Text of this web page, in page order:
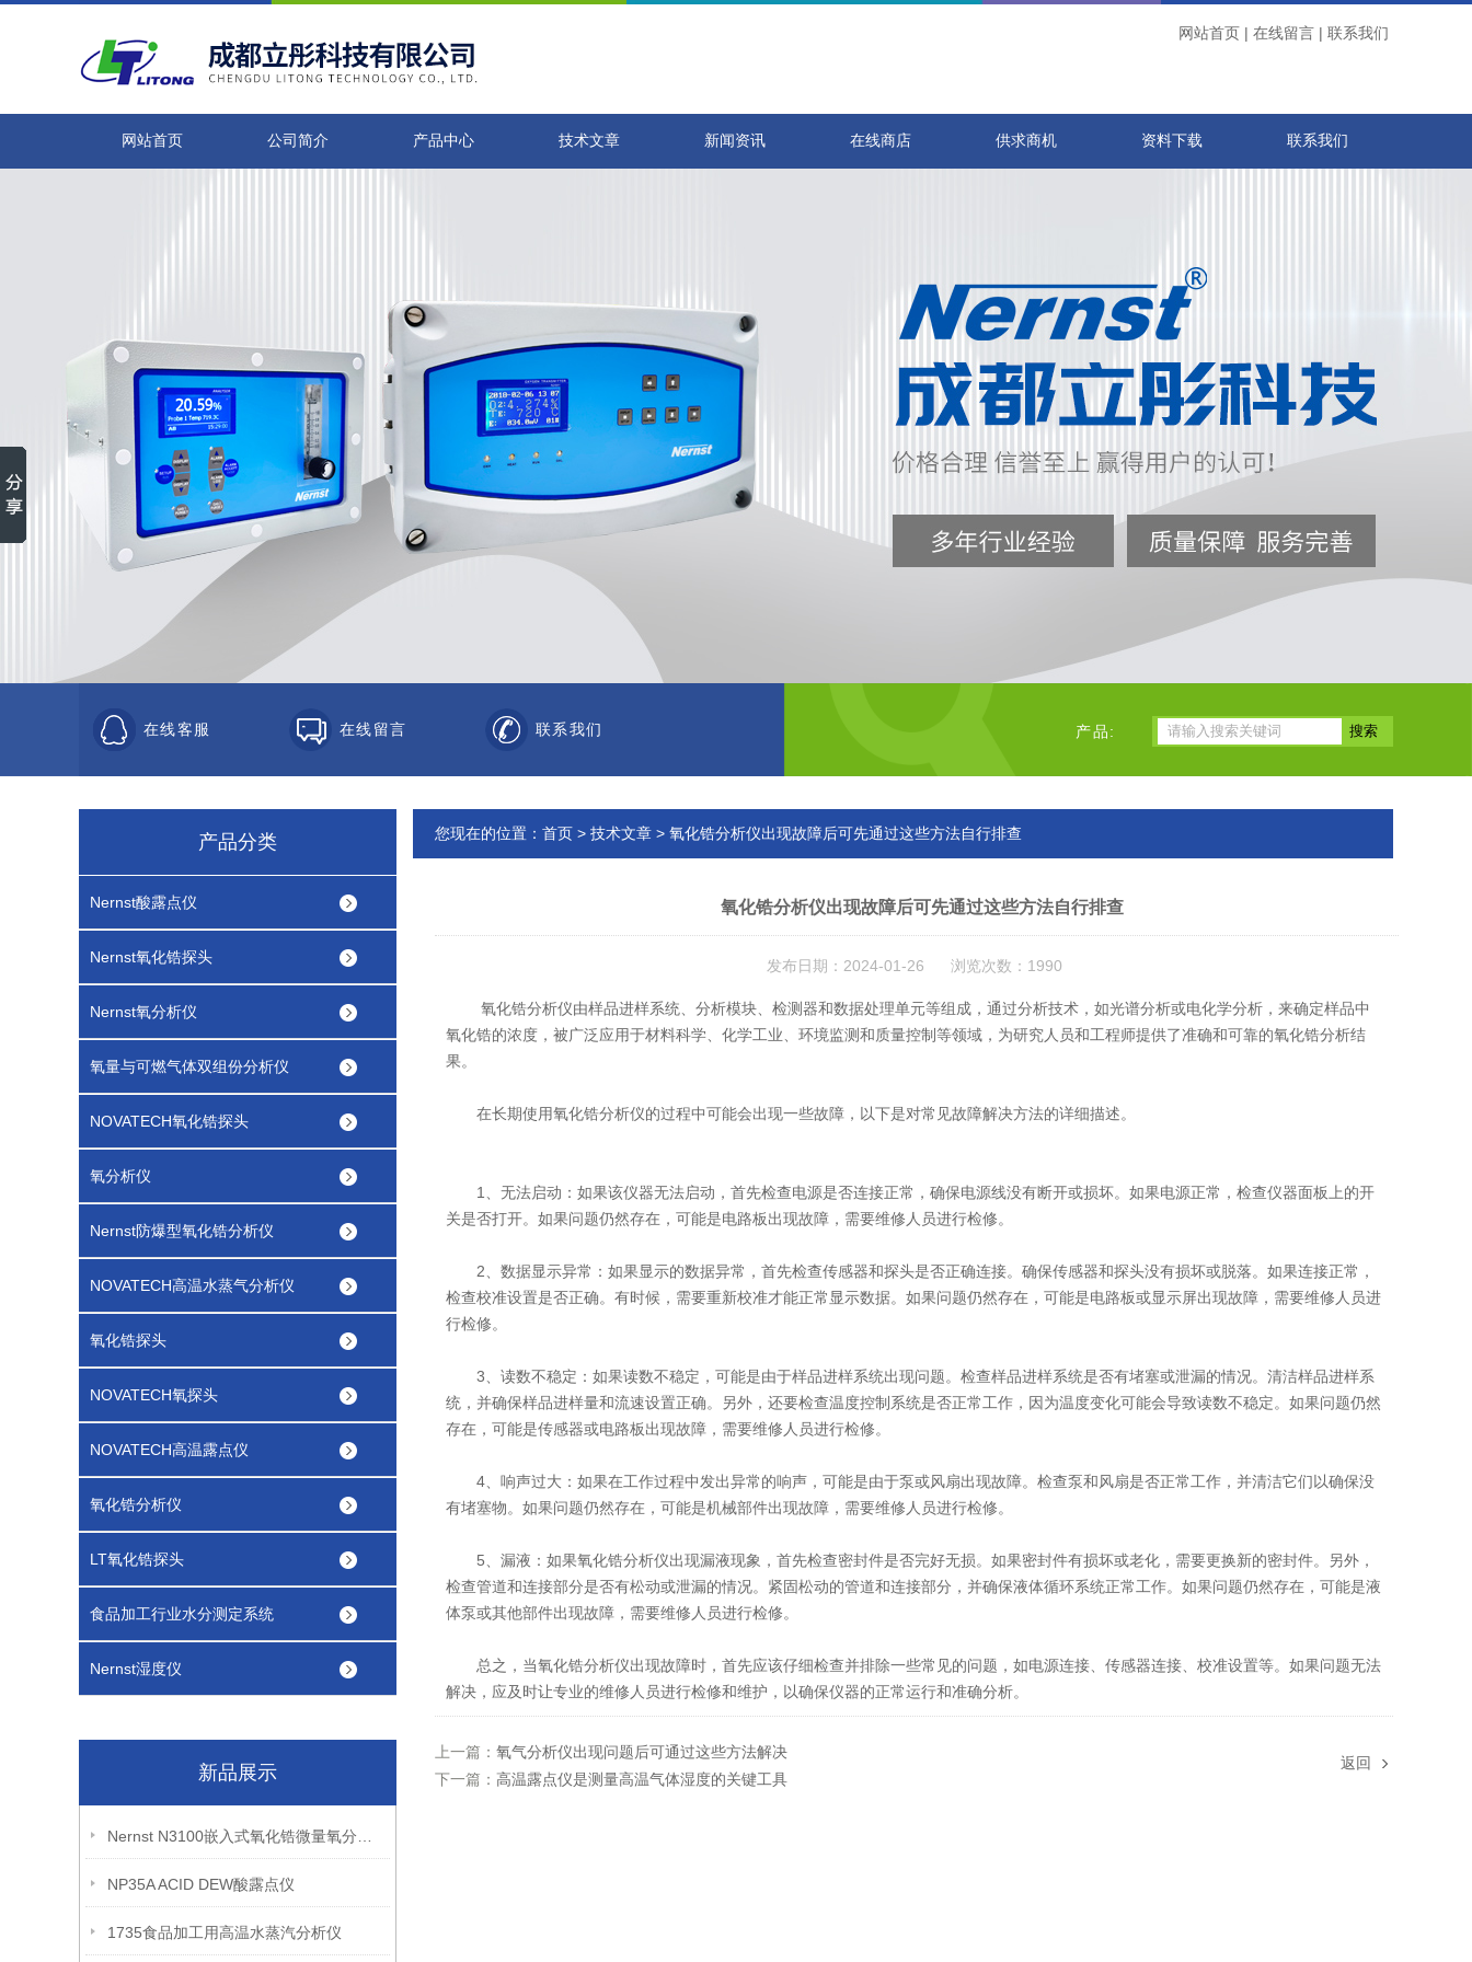
网站首页 | 在线留言 | 联系我们
网站首页 公司简介 产品中心 技术文章 新闻资讯 在线商店 供求商机 资料下载 联系我们
在线客服 在线留言 联系我们 产品:
产品分类
Nernst酸露点仪
Nernst氧化锆探头
Nernst氧分析仪
氧量与可燃气体双组份分析仪
NOVATECH氧化锆探头
氧分析仪
Nernst防爆型氧化锆分析仪
NOVATECH高温水蒸气分析仪
氧化锆探头
NOVATECH氧探头
NOVATECH高温露点仪
氧化锆分析仪
LT氧化锆探头
食品加工行业水分测定系统
Nernst湿度仪
新品展示
NP35A ACID DEW酸露点仪
1735食品加工用高温水蒸汽分析仪
您现在的位置： 首页 > 技术文章 > 氧化锆分析仪出现故障后可先通过这些方法自行排查
氧化锆分析仪出现故障后可先通过这些方法自行排查
发布日期：2024-01-26 浏览次数：1990
氧化锆分析仪由样品进样系统、分析模块、检测器和数据处理单元等组成，通过分析技术，如光谱分析或电化学分析，来确定样品中
氧化锆的浓度，被广泛应用于材料科学、化学工业、环境监测和质量控制等领域，为研究人员和工程师提供了准确和可靠的氧化锆分析结
果。
在长期使用氧化锆分析仪的过程中可能会出现一些故障，以下是对常见故障解决方法的详细描述。
1、无法启动：如果该仪器无法启动，首先检查电源是否连接正常，确保电源线没有断开或损坏。如果电源正常，检查仪器面板上的开
关是否打开。如果问题仍然存在，可能是电路板出现故障，需要维修人员进行检修。
2、数据显示异常：如果显示的数据异常，首先检查传感器和探头是否正确连接。确保传感器和探头没有损坏或脱落。如果连接正常，
检查校准设置是否正确。有时候，需要重新校准才能正常显示数据。如果问题仍然存在，可能是电路板或显示屏出现故障，需要维修人员进
行检修。
3、读数不稳定：如果读数不稳定，可能是由于样品进样系统出现问题。检查样品进样系统是否有堵塞或泄漏的情况。清洁样品进样系
统，并确保样品进样量和流速设置正确。另外，还要检查温度控制系统是否正常工作，因为温度变化可能会导致读数不稳定。如果问题仍然
存在，可能是传感器或电路板出现故障，需要维修人员进行检修。
4、响声过大：如果在工作过程中发出异常的响声，可能是由于泵或风扇出现故障。检查泵和风扇是否正常工作，并清洁它们以确保没
有堵塞物。如果问题仍然存在，可能是机械部件出现故障，需要维修人员进行检修。
5、漏液：如果氧化锆分析仪出现漏液现象，首先检查密封件是否完好无损。如果密封件有损坏或老化，需要更换新的密封件。另外，
检查管道和连接部分是否有松动或泄漏的情况。紧固松动的管道和连接部分，并确保液体循环系统正常工作。如果问题仍然存在，可能是液
体泵或其他部件出现故障，需要维修人员进行检修。
总之，当氧化锆分析仪出现故障时，首先应该仔细检查并排除一些常见的问题，如电源连接、传感器连接、校准设置等。如果问题无法
解决，应及时让专业的维修人员进行检修和维护，以确保仪器的正常运行和准确分析。
上一篇： 氧气分析仪出现问题后可通过这些方法解决
下一篇： 高温露点仪是测量高温气体湿度的关键工具
返回